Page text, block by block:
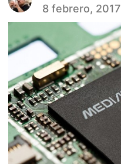
8 febrero, 2017